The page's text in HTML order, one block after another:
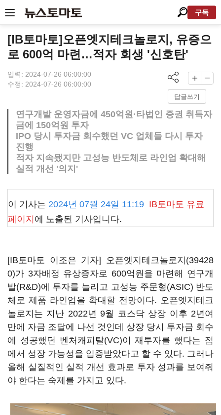
구독
[IB토마토]오픈엣지테크놀로지, 유증으
로 600억 마련…적자 회생 '신호탄'
입력: 2024-07-26 06:00:00
수정: 2024-07-26 06:00:00
답글쓰기
연구개발 운영자금에 450억원·타법인 증권 취득자
금에 150억원 투자
IPO 당시 투자금 회수했던 VC 업체들 다시 투자
진행
적자 지속됐지만 고성능 반도체로 라인업 확대해
실적 개선 '의지'
이 기사는 2024년 07월 24일 11:19 IB토마토 유료
페이지 에 노출된 기사입니다.
[IB토마토 이조은 기자] 오픈엣지테크놀로지(39428
0)가 3자배정 유상증자로 600억원을 마련해 연구개
발(R&D)에 투자를 늘리고 고성능 주문형(ASIC) 반도
체로 제품 라인업을 확대할 전망이다. 오픈엣지테크
놀로지는 지난 2022년 9월 코스닥 상장 이후 2년여
만에 자금 조달에 나선 것인데 상장 당시 투자금 회수
에 성공했던 벤처캐피탈(VC)이 재투자를 했다는 점
에서 성장 가능성을 입증받았다고 할 수 있다. 그러나
올해 실질적인 실적 개선 효과로 투자 성과를 보여줘
야 한다는 숙제를 가지고 있다.